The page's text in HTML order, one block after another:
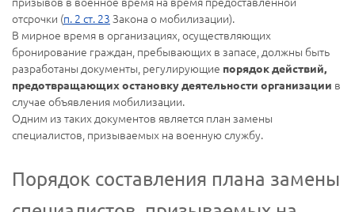
отсрочки (п. 2 ст. 23 Закона о мобилизации).
В мирное время в организациях, осуществляющих
бронирование граждан, пребывающих в запасе, должны быть
разработаны документы, регулирующие порядок действий,
предотвращающих остановку деятельности организации в
случае объявления мобилизации.
Одним из таких документов является план замены
специалистов, призываемых на военную службу.
Порядок составления плана замены